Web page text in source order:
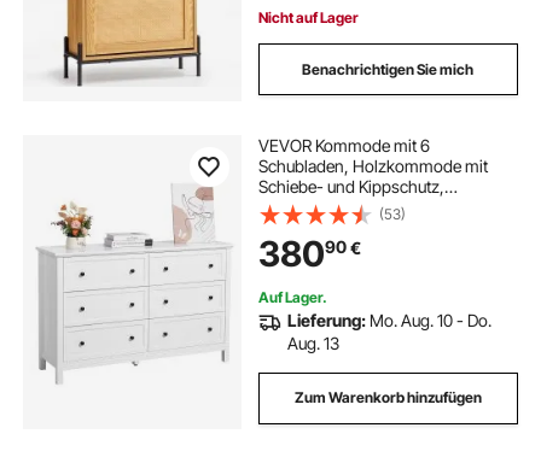
Nicht auf Lager
Benachrichtigen Sie mich
VEVOR Kommode mit 6
Schubladen, Holzkommode mit
Schiebe- und Kippschutz,
minimalistischer Retro-
Schubladenschrank TV-Ständer,
Organizer für Wohnzimmer
Schlafzimmer Eingangsbereich
(weiß)
(53)
38090€
Auf Lager.
Lieferung: Mo. Aug. 10 - Do.
Aug. 13
Zum Warenkorb hinzufügen